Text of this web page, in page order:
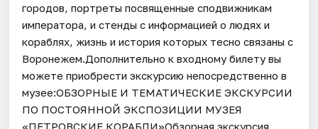
городов, портреты посвященные сподвижникам
императора, и стенды с информацией о людях и
кораблях, жизнь и история которых тесно связаны с
Воронежем.Дополнительно к входному билету вы
можете приобрести экскурсию непосредственно в
музее:ОБЗОРНЫЕ И ТЕМАТИЧЕСКИЕ ЭКСКУРСИИ
ПО ПОСТОЯННОЙ ЭКСПОЗИЦИИ МУЗЕЯ
«ПЕТРОВСКИЕ КОРАБЛИ»Обзорная экскурсия